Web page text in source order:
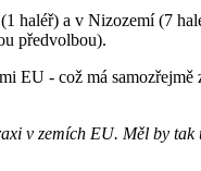
haléř) a v Nizozemí (7
předvolbou).
EU - což má
v zemích EU. Měl by tak